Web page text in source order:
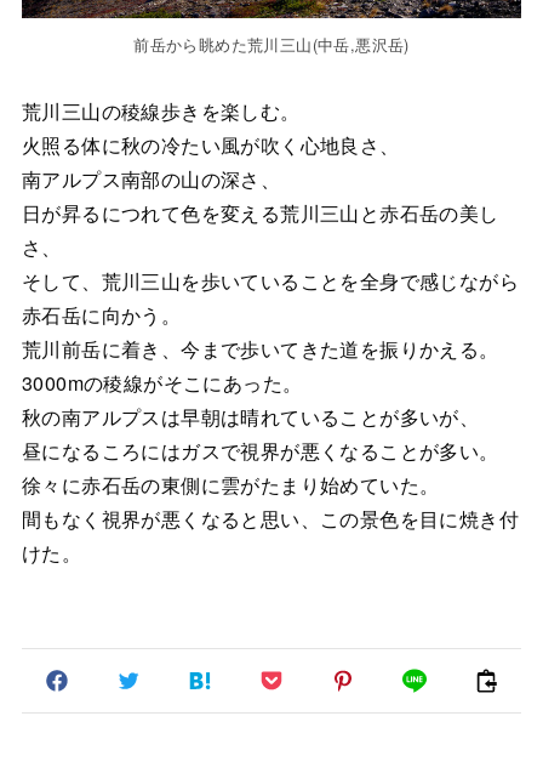
前岳から眺めた荒川三山(中岳,悪沢岳)
荒川三山の稜線歩きを楽しむ。
火照る体に秋の冷たい風が吹く心地良さ、
南アルプス南部の山の深さ、
日が昇るにつれて色を変える荒川三山と赤石岳の美し
さ、
そして、荒川三山を歩いていることを全身で感じながら
赤石岳に向かう。
荒川前岳に着き、今まで歩いてきた道を振りかえる。
3000mの稜線がそこにあった。
秋の南アルプスは早朝は晴れていることが多いが、
昼になるころにはガスで視界が悪くなることが多い。
徐々に赤石岳の東側に雲がたまり始めていた。
間もなく視界が悪くなると思い、この景色を目に焼き付
けた。